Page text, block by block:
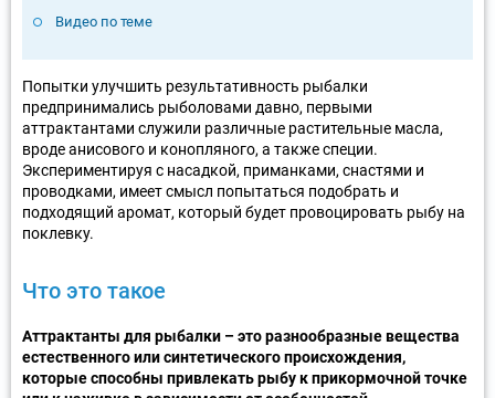
Видео по теме
Попытки улучшить результативность рыбалки
предпринимались рыболовами давно, первыми
аттрактантами служили различные растительные масла,
вроде анисового и конопляного, а также специи.
Экспериментируя с насадкой, приманками, снастями и
проводками, имеет смысл попытаться подобрать и
подходящий аромат, который будет провоцировать рыбу на
поклевку.
Что это такое
Аттрактанты для рыбалки – это разнообразные вещества
естественного или синтетического происхождения,
которые способны привлекать рыбу к прикормочной точке